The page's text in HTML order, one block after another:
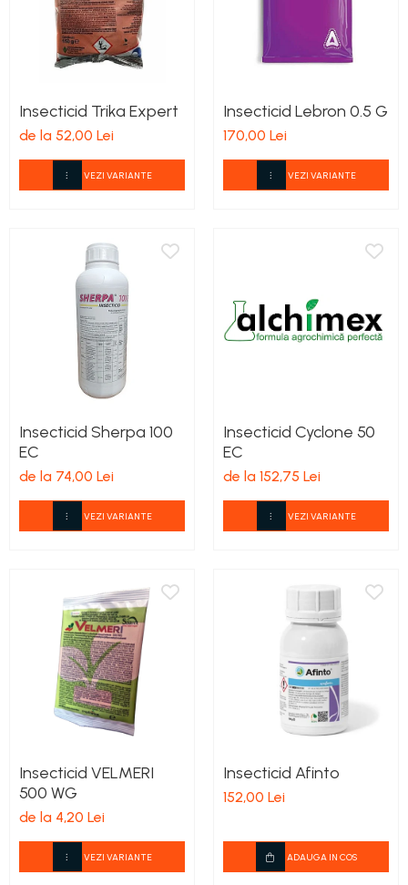
Insecticid Trika Expert
de la 52,00 Lei
VEZI VARIANTE
Insecticid Lebron 0.5 G
170,00 Lei
VEZI VARIANTE
Insecticid Sherpa 100
EC
de la 74,00 Lei
VEZI VARIANTE
Insecticid Cyclone 50
EC
de la 152,75 Lei
VEZI VARIANTE
Insecticid VELMERI
500 WG
de la 4,20 Lei
VEZI VARIANTE
Insecticid Afinto
152,00 Lei
ADAUGA IN COS